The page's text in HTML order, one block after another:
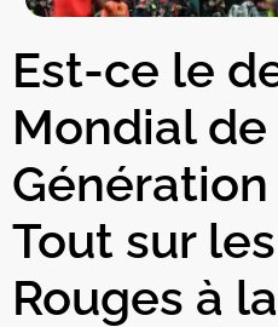
Est-ce le
Mondial de
Génération
Tout sur
Rouges à